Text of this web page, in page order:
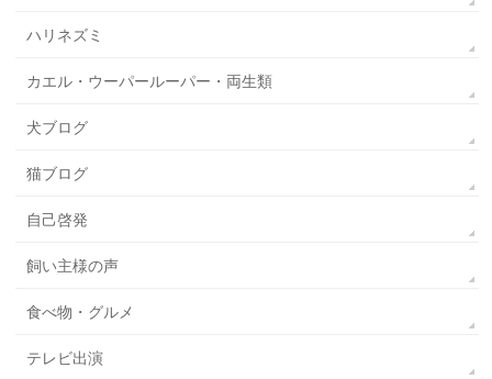
ハリネズミ
カエル・ウーパールーパー・両生類
犬ブログ
猫ブログ
自己啓発
飼い主様の声
食べ物・グルメ
テレビ出演